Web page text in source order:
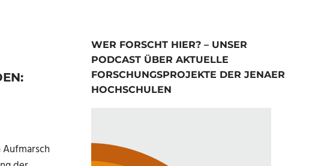
Aufmarsch
WER FORSCHT HIER? – UNSER
PODCAST ÜBER AKTUELLE
FORSCHUNGSPROJEKTE DER JENAER
HOCHSCHULEN